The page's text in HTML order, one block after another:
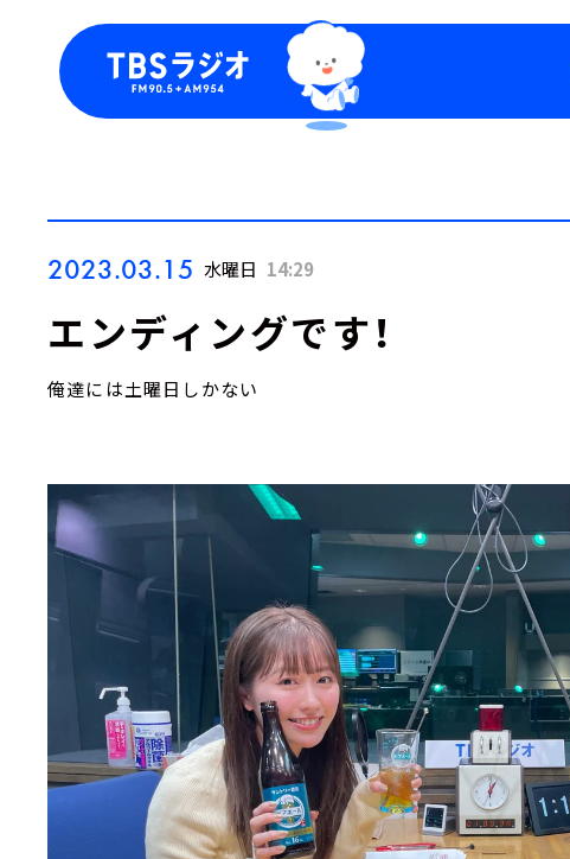
Podcast
2023.03.15 水曜日 14:29
エンディングです！
俺達には土曜日しかない